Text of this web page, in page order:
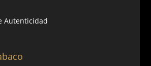
Autenticidad